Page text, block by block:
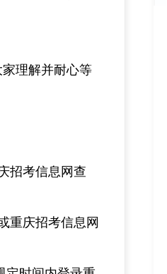
理解并耐心等
招考信息网查
重庆招考信息网